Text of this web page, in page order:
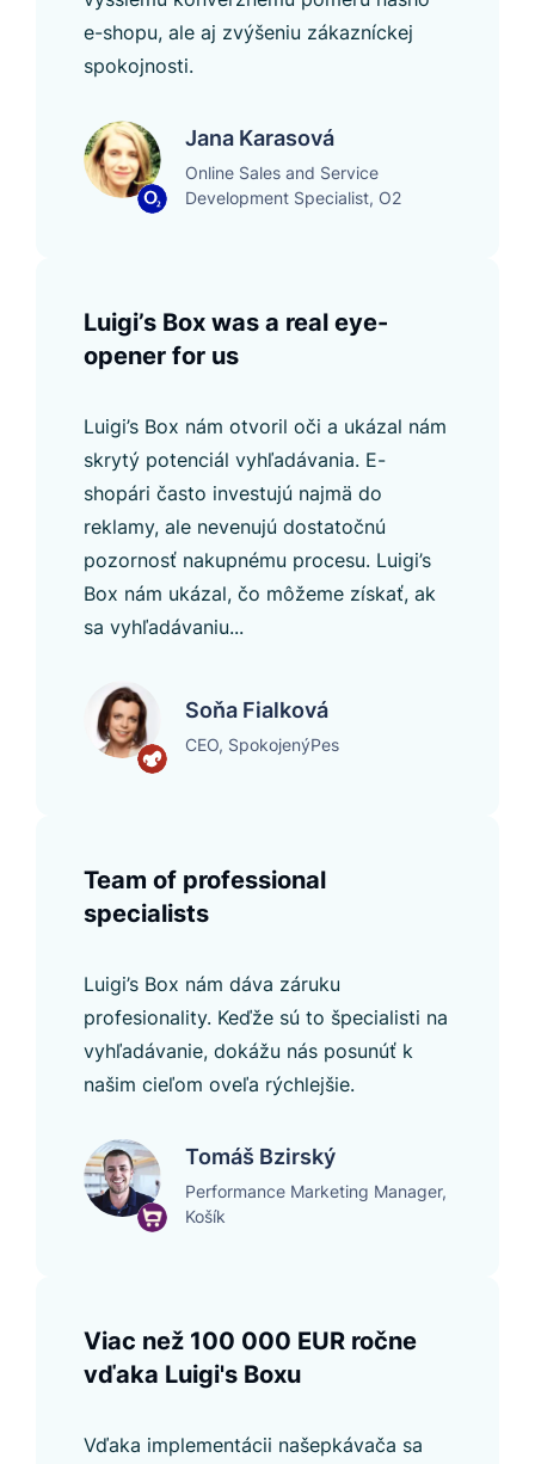
e-shopu, ale aj zvýšeniu zákazníckej
spokojnosti.
Jana Karasová
Online Sales and Service
Development Specialist, O2
Luigi’s Box was a real eye-
opener for us
Luigi’s Box nám otvoril oči a ukázal nám
skrytý potenciál vyhľadávania. E-
shopári často investujú najmä do
reklamy, ale nevenujú dostatočnú
pozornosť nakupnému procesu. Luigi’s
Box nám ukázal, čo môžeme získať, ak
sa vyhľadávaniu...
Soňa Fialková
CEO, SpokojenýPes
Team of professional
specialists
Luigi’s Box nám dáva záruku
profesionality. Keďže sú to špecialisti na
vyhľadávanie, dokážu nás posunúť k
našim cieľom oveľa rýchlejšie.
Tomáš Bzirský
Performance Marketing Manager,
Košík
Viac než 100 000 EUR ročne
vďaka Luigi's Boxu
Vďaka implementácii našepkávača sa